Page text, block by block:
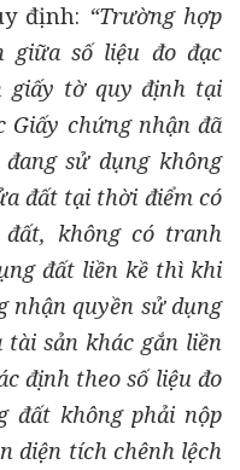
định: “Trường hợp
giữa số liệu đo đạc
giấy tờ quy định tại
Giấy chứng nhận đã
sử dụng không
đất tại thời điểm có
không có tranh
đất liền kề thì khi
nhận quyền sử dụng
sản khác gắn liền
định theo số liệu đo
đất không phải nộp
diện tích chênh lệch